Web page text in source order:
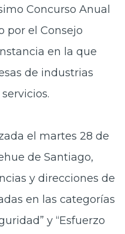
Concurso Anual
por el Consejo
en la que
de industrias
el martes 28 de
de Santiago,
y direcciones de
en las categorías
y “Esfuerzo